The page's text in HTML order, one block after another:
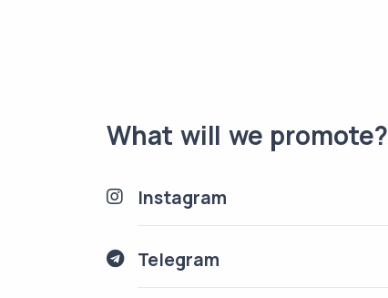
What will we promote?
Instagram
Telegram